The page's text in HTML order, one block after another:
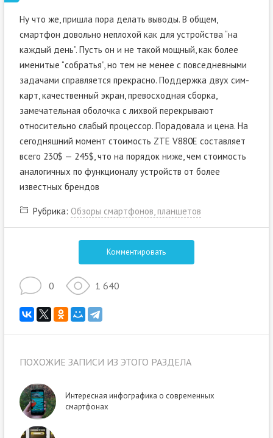
Ну что же, пришла пора делать выводы. В общем,
смартфон довольно неплохой как для устройства “на
каждый день”. Пусть он и не такой мощный, как более
именитые “собратья”, но тем не менее с повседневными
задачами справляется прекрасно. Поддержка двух сим-
карт, качественный экран, превосходная сборка,
замечательная оболочка с лихвой перекрывают
относительно слабый процессор. Порадовала и цена. На
сегодняшний момент стоимость ZTE V880E составляет
всего 230$ — 245$, что на порядок ниже, чем стоимость
аналогичных по функционалу устройств от более
известных брендов
Рубрика: Обзоры смартфонов, планшетов
Комментировать
0 1 640
ПОХОЖИЕ ЗАПИСИ ИЗ ЭТОГО РАЗДЕЛА
Интересная инфографика о современных
смартфонах